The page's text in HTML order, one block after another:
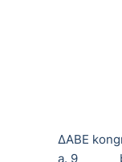
ΔABE
a. 9